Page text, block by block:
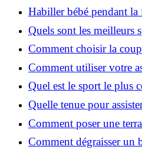
Habiller bébé pendant la
Quels sont les meilleurs
enfant ?
Comment choisir la
votre visage ?
Comment utiliser votre
Quel est le sport le plus
Quelle tenue pour
Comment poser une
battue ?
Comment dégraisser un